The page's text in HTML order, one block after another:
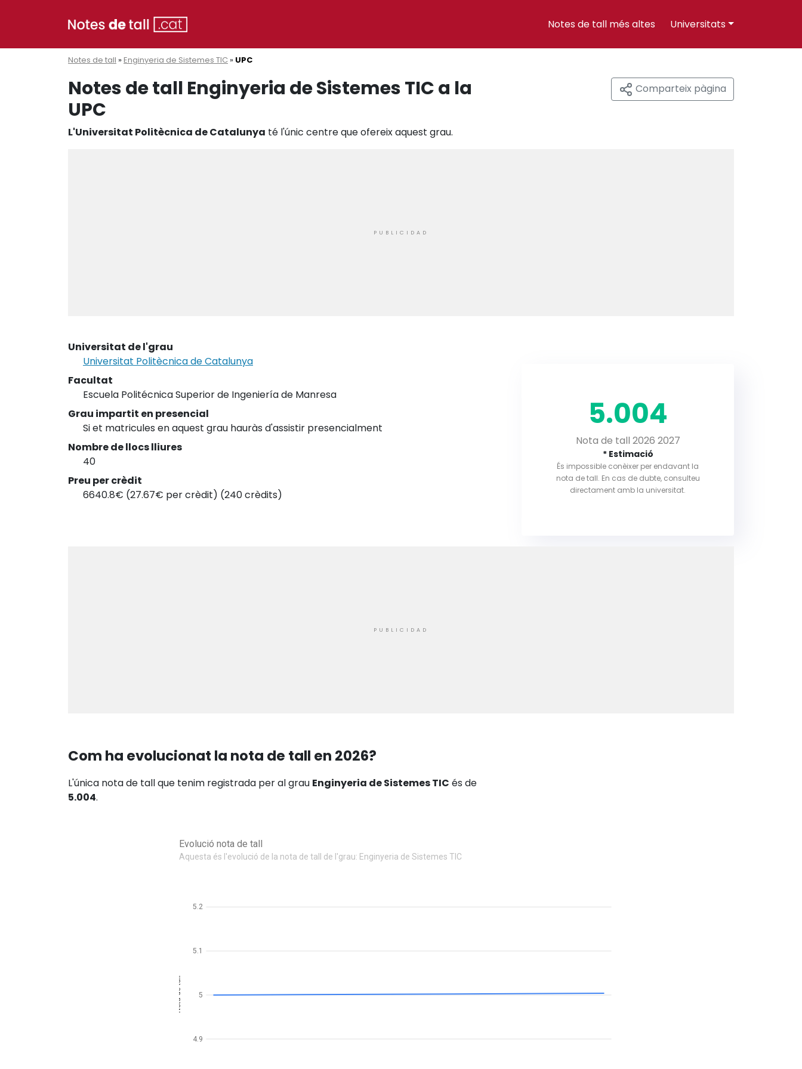
Notes de tall més altes Universitats
Notes de tall »Enginyeria de Sistemes TIC » UPC
Notes de tall Enginyeria de Sistemes TIC a la
UPC
Comparteix pàgina
L'Universitat Politècnica de Catalunya té l'únic centre que ofereix aquest grau.
Universitat de l'grau
Universitat Politècnica de Catalunya
Facultat
Escuela Politécnica Superior de Ingeniería de Manresa
Grau impartit en presencial
Si et matricules en aquest grau hauràs d'assistir presencialment
Nombre de llocs lliures
40
Preu per crèdit
6640.8€ (27.67€ per crèdit) (240 crèdits)
5.004
Nota de tall 2026 2027
* Estimació
És impossible conèixer per endavant la
nota de tall. En cas de dubte, consulteu
directament amb la universitat.
Com ha evolucionat la nota de tall en 2026?
L'única nota de tall que tenim registrada per al grau Enginyeria de Sistemes TIC és de
5.004.
Evolució nota de tall
Aquesta és l'evolució de la nota de tall de l'grau: Enginyeria de Sistemes TIC
4.9
5
5.1
5.2
Nota de tall